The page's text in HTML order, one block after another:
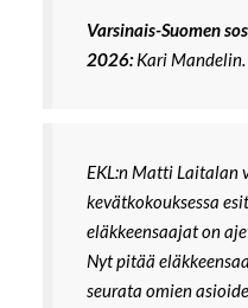
Varsinais-Suomen
2026:Kari Mandelin.
EKL:n Matti Laitalan
kevätkokouksessa
eläkkeensaajat on
Nyt pitää
seurata omien